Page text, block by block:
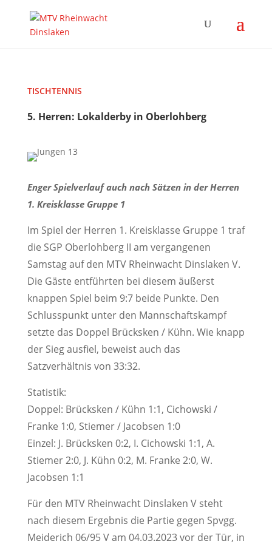
TISCHTENNIS
5. Herren: Lokalderby in Oberlohberg
Enger Spielverlauf auch nach Sätzen in der Herren
1. Kreisklasse Gruppe 1
Im Spiel der Herren 1. Kreisklasse Gruppe 1 traf
die SGP Oberlohberg II am vergangenen
Samstag auf den MTV Rheinwacht Dinslaken V.
Die Gäste entführten bei diesem äußerst
knappen Spiel beim 9:7 beide Punkte. Den
Schlusspunkt unter den Mannschaftskampf
setzte das Doppel Brücksken / Kühn. Wie knapp
der Sieg ausfiel, beweist auch das
Satzverhältnis von 33:32.
Statistik:
Doppel: Brücksken / Kühn 1:1, Cichowski /
Franke 1:0, Stiemer / Jacobsen 1:0
Einzel: J. Brücksken 0:2, I. Cichowski 1:1, A.
Stiemer 2:0, J. Kühn 0:2, M. Franke 2:0, W.
Jacobsen 1:1
Für den MTV Rheinwacht Dinslaken V steht
nach diesem Ergebnis die Partie gegen Spvgg.
Meiderich 06/95 V am 04.03.2023 vor der Tür, in